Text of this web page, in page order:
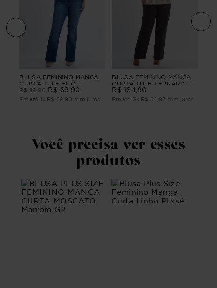
BLUSA FEMININO MANGA
CURTA TULE FILÓ
R$ 99,90 R$ 69 90
Em até 1x R$ 69 90 sem juros
BLUSA FEMININO MANGA
CURTA TULE TERRÁRIO
R$ 164 90
Em até 3x R$ 54 97 sem juros
Você precisa ver esses
produtos